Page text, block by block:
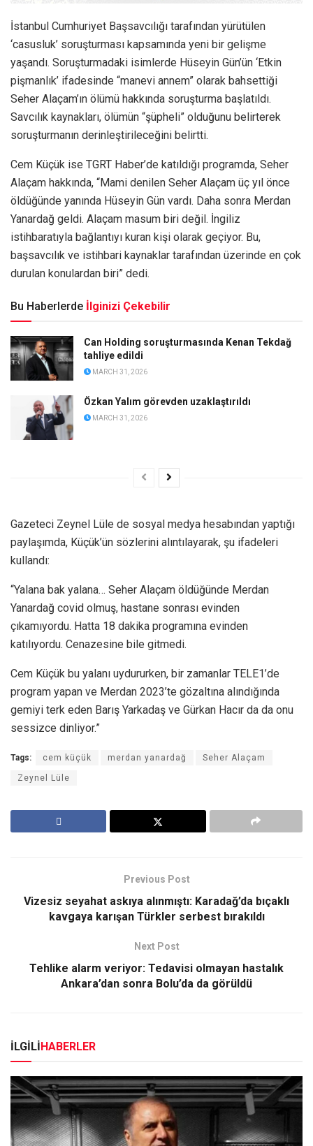
İstanbul Cumhuriyet Başsavcılığı tarafından yürütülen
‘casusluk’ soruşturması kapsamında yeni bir gelişme
yaşandı. Soruşturmadaki isimlerde Hüseyin Gün’ün ‘Etkin
pişmanlık’ ifadesinde “manevi annem” olarak bahsettiği
Seher Alaçam’ın ölümü hakkında soruşturma başlatıldı.
Savcılık kaynakları, ölümün “şüpheli” olduğunu belirterek
soruşturmanın derinleştirileceğini belirtti.
Cem Küçük ise TGRT Haber’de katıldığı programda, Seher
Alaçam hakkında, “Mami denilen Seher Alaçam üç yıl önce
öldüğünde yanında Hüseyin Gün vardı. Daha sonra Merdan
Yanardağ geldi. Alaçam masum biri değil. İngiliz
istihbaratıyla bağlantıyı kuran kişi olarak geçiyor. Bu,
başsavcılık ve istihbari kaynaklar tarafından üzerinde en çok
durulan konulardan biri” dedi.
Bu Haberlerde İlginizi Çekebilir
Can Holding soruşturmasında Kenan Tekdağ
tahliye edildi
MARCH 31, 2026
Özkan Yalım görevden uzaklaştırıldı
MARCH 31, 2026
Gazeteci Zeynel Lüle de sosyal medya hesabından yaptığı
paylaşımda, Küçük’ün sözlerini alıntılayarak, şu ifadeleri
kullandı:
“Yalana bak yalana… Seher Alaçam öldüğünde Merdan
Yanardağ covid olmuş, hastane sonrası evinden
çıkamıyordu. Hatta 18 dakika programına evinden
katılıyordu. Cenazesine bile gitmedi.
Cem Küçük bu yalanı uydururken, bir zamanlar TELE1’de
program yapan ve Merdan 2023’te gözaltına alındığında
gemiyi terk eden Barış Yarkadaş ve Gürkan Hacır da da onu
sessizce dinliyor.”
Tags: cem küçük merdan yanardağ Seher Alaçam
Zeynel Lüle
Previous Post
Vizesiz seyahat askıya alınmıştı: Karadağ’da bıçaklı
kavgaya karışan Türkler serbest bırakıldı
Next Post
Tehlike alarm veriyor: Tedavisi olmayan hastalık
Ankara’dan sonra Bolu’da da görüldü
İLGİLİHABERLER